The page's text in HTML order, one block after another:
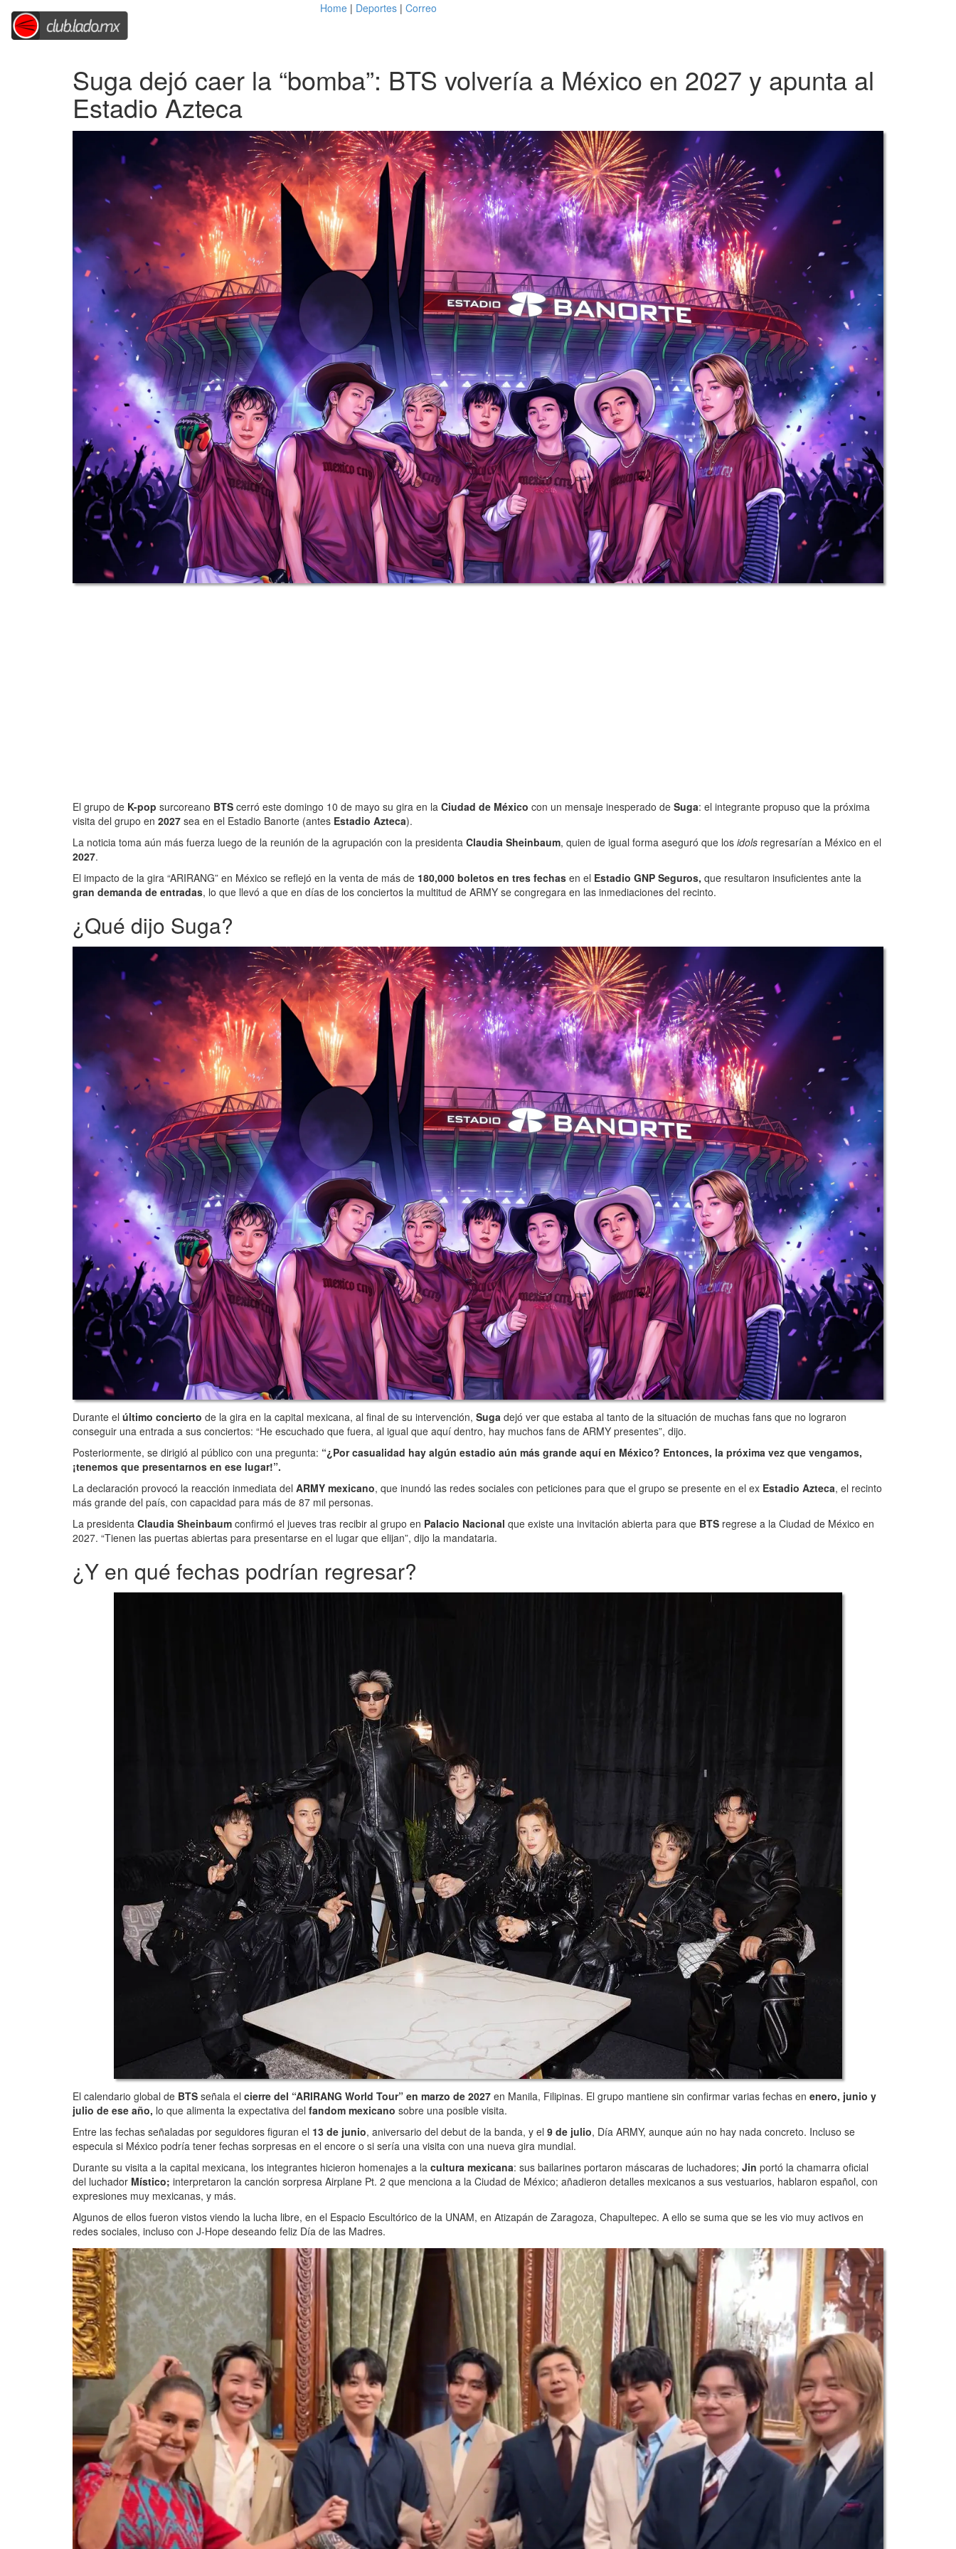
Home | Deportes | Correo
Suga dejó caer la “bomba”: BTS volvería a México en 2027 y apunta al
Estadio Azteca
El grupo de K-pop surcoreano BTS cerró este domingo 10 de mayo su gira en la Ciudad de México con un mensaje inesperado de Suga: el integrante propuso que la próxima
visita del grupo en 2027 sea en el Estadio Banorte (antes Estadio Azteca).
La noticia toma aún más fuerza luego de la reunión de la agrupación con la presidenta Claudia Sheinbaum, quien de igual forma aseguró que los idols regresarían a México en el
2027.
El impacto de la gira “ARIRANG” en México se reflejó en la venta de más de 180,000 boletos en tres fechas en el Estadio GNP Seguros, que resultaron insuficientes ante la
gran demanda de entradas, lo que llevó a que en días de los conciertos la multitud de ARMY se congregara en las inmediaciones del recinto.
¿Qué dijo Suga?
Durante el último concierto de la gira en la capital mexicana, al final de su intervención, Suga dejó ver que estaba al tanto de la situación de muchas fans que no lograron
conseguir una entrada a sus conciertos: “He escuchado que fuera, al igual que aquí dentro, hay muchos fans de ARMY presentes”, dijo.
Posteriormente, se dirigió al público con una pregunta: “¿Por casualidad hay algún estadio aún más grande aquí en México? Entonces, la próxima vez que vengamos,
¡tenemos que presentarnos en ese lugar!”.
La declaración provocó la reacción inmediata del ARMY mexicano, que inundó las redes sociales con peticiones para que el grupo se presente en el ex Estadio Azteca, el recinto
más grande del país, con capacidad para más de 87 mil personas.
La presidenta Claudia Sheinbaum confirmó el jueves tras recibir al grupo en Palacio Nacional que existe una invitación abierta para que BTS regrese a la Ciudad de México en
2027. “Tienen las puertas abiertas para presentarse en el lugar que elijan”, dijo la mandataria.
¿Y en qué fechas podrían regresar?
El calendario global de BTS señala el cierre del “ARIRANG World Tour” en marzo de 2027 en Manila, Filipinas. El grupo mantiene sin confirmar varias fechas en enero, junio y
julio de ese año, lo que alimenta la expectativa del fandom mexicano sobre una posible visita.
Entre las fechas señaladas por seguidores figuran el 13 de junio, aniversario del debut de la banda, y el 9 de julio, Día ARMY, aunque aún no hay nada concreto. Incluso se
especula si México podría tener fechas sorpresas en el encore o si sería una visita con una nueva gira mundial.
Durante su visita a la capital mexicana, los integrantes hicieron homenajes a la cultura mexicana: sus bailarines portaron máscaras de luchadores; Jin portó la chamarra oficial
del luchador Místico; interpretaron la canción sorpresa Airplane Pt. 2 que menciona a la Ciudad de México; añadieron detalles mexicanos a sus vestuarios, hablaron español, con
expresiones muy mexicanas, y más.
Algunos de ellos fueron vistos viendo la lucha libre, en el Espacio Escultórico de la UNAM, en Atizapán de Zaragoza, Chapultepec. A ello se suma que se les vio muy activos en
redes sociales, incluso con J-Hope deseando feliz Día de las Madres.